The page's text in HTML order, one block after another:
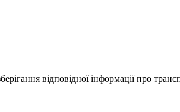
відповідної інформації про